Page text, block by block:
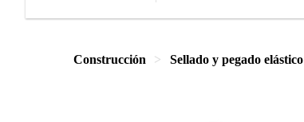
Construcción Sellado y pegado elástico